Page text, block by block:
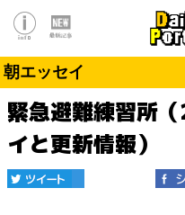
朝エッセイ
緊急避難練習所
イと更新情報）